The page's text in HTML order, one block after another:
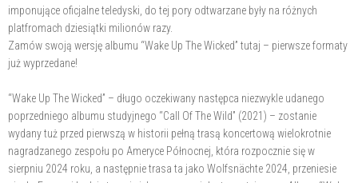
imponujące oficjalne teledyski, do tej pory odtwarzane były na różnych
platfromach dziesiątki milionów razy.
Zamów swoją wersję albumu “Wake Up The Wicked” tutaj – pierwsze formaty
już wyprzedane!
“Wake Up The Wicked” – długo oczekiwany następca niezwykle udanego
poprzedniego albumu studyjnego “Call Of The Wild” (2021) – zostanie
wydany tuż przed pierwszą w historii pełną trasą koncertową wielokrotnie
nagradzanego zespołu po Ameryce Północnej, która rozpocznie się w
sierpniu 2024 roku, a następnie trasa ta jako Wolfsnächte 2024, przeniesie